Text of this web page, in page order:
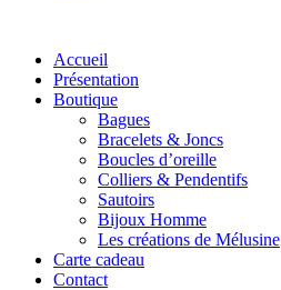
Accueil
Présentation
Boutique
Bagues
Bracelets & Joncs
Boucles d’oreille
Colliers & Pendentifs
Sautoirs
Bijoux Homme
Les créations de Mélusine
Carte cadeau
Contact